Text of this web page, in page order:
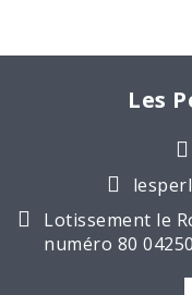
Les
Lotissement le
numéro 80